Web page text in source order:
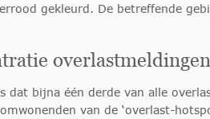
gekleurd. De betreffende
overlastmeldingen
dat bijna één derde van alle
van de ‘overlast-